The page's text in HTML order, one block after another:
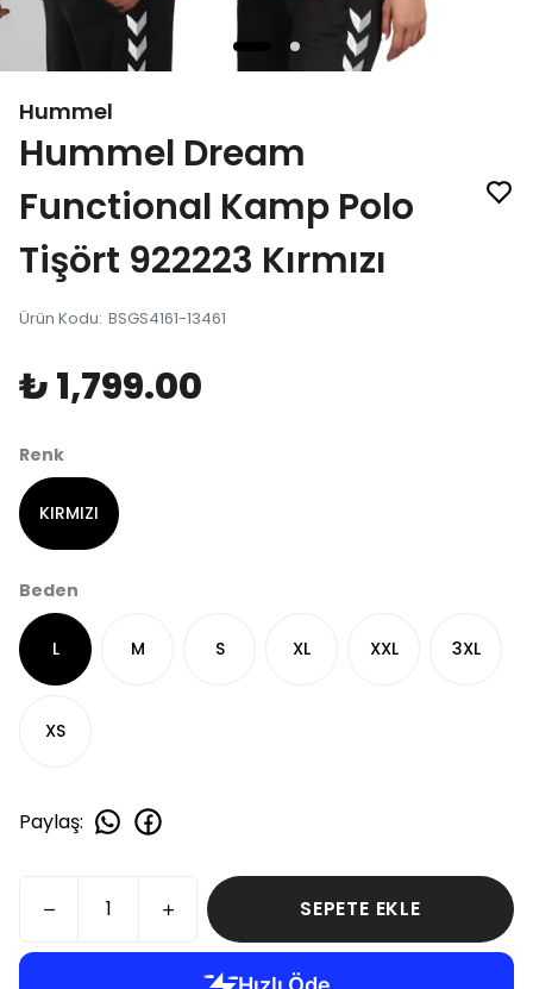
Hummel
Hummel Dream
Functional Kamp Polo
Tişört 922223 Kırmızı
Ürün Kodu: BSGS4161-13461
₺ 1,799.00
Renk
KIRMIZI
Beden
L M S XL XXL 3XL
XS
Paylaş:
SEPETE EKLE